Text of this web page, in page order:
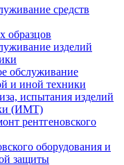
средств
образцов
изделий
обслуживание
и иной техники
испытания изделий
(ИМТ)
рентгеновского
оборудования и
защиты